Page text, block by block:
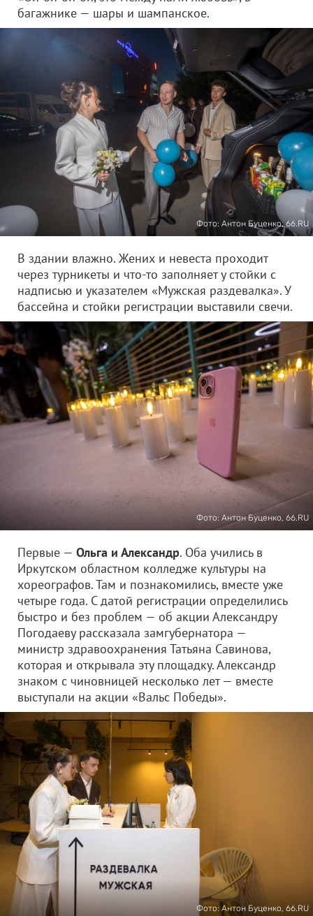
багажнике — шары и шампанское.
Фото: Антон Буценко, 66.RU
В здании влажно. Жених и невеста проходит
через турникеты и что-то заполняет у стойки с
надписью и указателем «Мужская раздевалка». У
бассейна и стойки регистрации выставили свечи.
Фото: Антон Буценко, 66.RU
Первые — Ольга и Александр. Оба учились в
Иркутском областном колледже культуры на
хореографов. Там и познакомились, вместе уже
четыре года. С датой регистрации определились
быстро и без проблем — об акции Александру
Погодаеву рассказала замгубернатора —
министр здравоохранения Татьяна Савинова,
которая и открывала эту площадку. Александр
знаком с чиновницей несколько лет — вместе
выступали на акции «Вальс Победы».
Фото: Антон Буценко, 66.RU